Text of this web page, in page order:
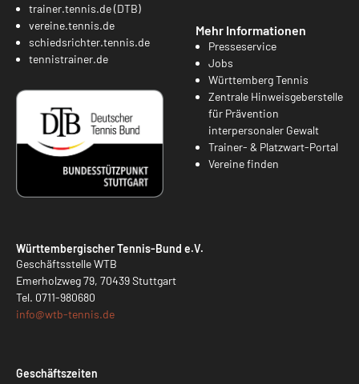
trainer.tennis.de (DTB)
vereine.tennis.de
schiedsrichter.tennis.de
tennistrainer.de
Mehr Informationen
Presseservice
Jobs
Württemberg Tennis
Zentrale Hinweisgeberstelle
für Prävention
interpersonaler Gewalt
Trainer- & Platzwart-Portal
Vereine finden
Württembergischer Tennis-Bund e.V.
Geschäftsstelle WTB
Emerholzweg 79, 70439 Stuttgart
Tel. 0711-980680
info@wtb-tennis.de
Geschäftszeiten